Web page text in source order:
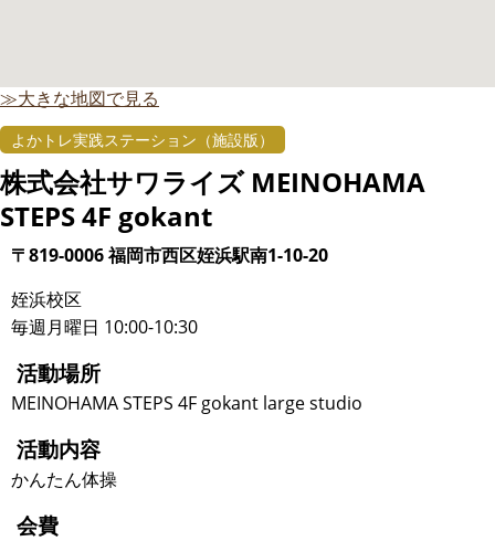
≫大きな地図で見る
よかトレ実践ステーション（施設版）
株式会社サワライズ MEINOHAMA
STEPS 4F gokant
〒819-0006 福岡市西区姪浜駅南1-10-20
姪浜校区
毎週月曜日 10:00-10:30
活動場所
MEINOHAMA STEPS 4F gokant large studio
活動内容
かんたん体操
会費